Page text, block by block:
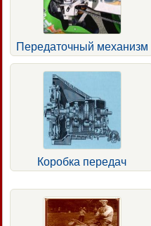
Передаточный механизм
Коробка передач